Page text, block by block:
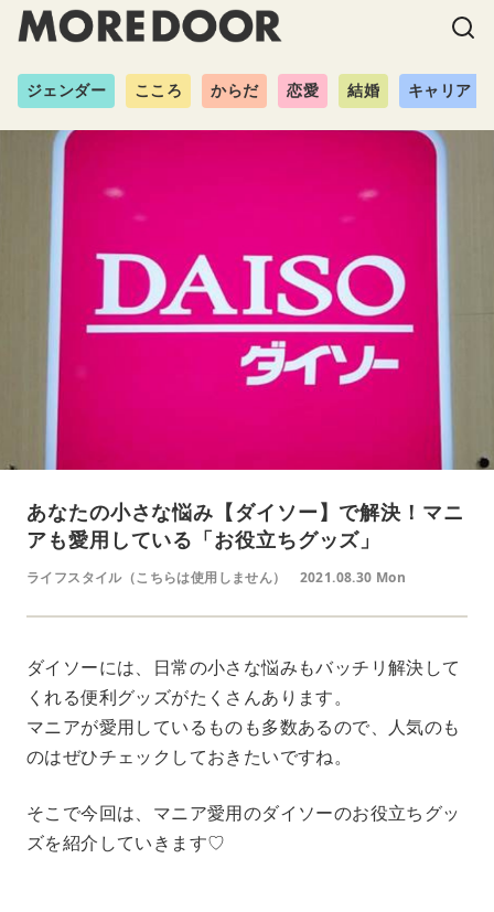
ジェンダー こころ からだ 恋愛 結婚 キャリア
あなたの小さな悩み【ダイソー】で解決！マニ
アも愛用している「お役立ちグッズ」
ライフスタイル（こちらは使用しません） 2021.08.30 Mon
ダイソーには、日常の小さな悩みもバッチリ解決して
くれる便利グッズがたくさんあります。
マニアが愛用しているものも多数あるので、人気のも
のはぜひチェックしておきたいですね。
そこで今回は、マニア愛用のダイソーのお役立ちグッ
ズを紹介していきます♡